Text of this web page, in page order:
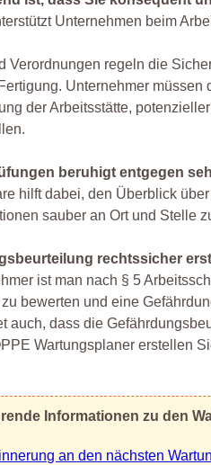
Unternehmen beim
Verordnungen regeln die
Unternehmer
der Arbeitsstätte,
beruhigt entgegen
hilft dabei, den Überblick
sauber an Ort und Stelle
rechtssicher
ist man nach § 5
bewerten und eine
auch, dass die
Wartungsplaner erstellen
Informationen zu den
an den nächsten